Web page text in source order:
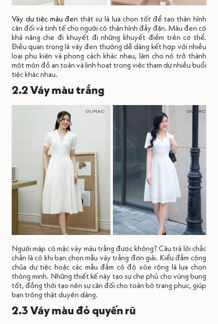
Váy dự tiệc màu đen thật sự là lựa chọn tốt để tạo thân hình
cân đối và tinh tế cho người có thân hình đầy đặn. Màu đen có
khả năng che đi khuyết đi những khuyết điểm trên cơ thể.
Điều quan trọng là váy đen thường dễ dàng kết hợp với nhiều
loại phụ kiện và phong cách khác nhau, làm cho nó trở thành
một món đồ an toàn và linh hoạt trong việc tham dự nhiều buổi
tiệc khác nhau.
2.2 Váy màu trắng
Người mập có mặc váy màu trắng được không? Câu trả lời chắc
chắn là có khi bạn chọn mẫu váy trắng đơn giải. Kiểu đầm công
chúa dự tiệc hoặc các mẫu đầm có độ xòe rộng là lựa chọn
thông minh. Những thiết kế này tạo sự che phủ cho vùng bụng
tốt, đồng thời tạo nên sự cân đối cho toàn bộ trang phục, giúp
bạn trông thật duyên dáng.
2.3 Váy màu đỏ quyến rũ